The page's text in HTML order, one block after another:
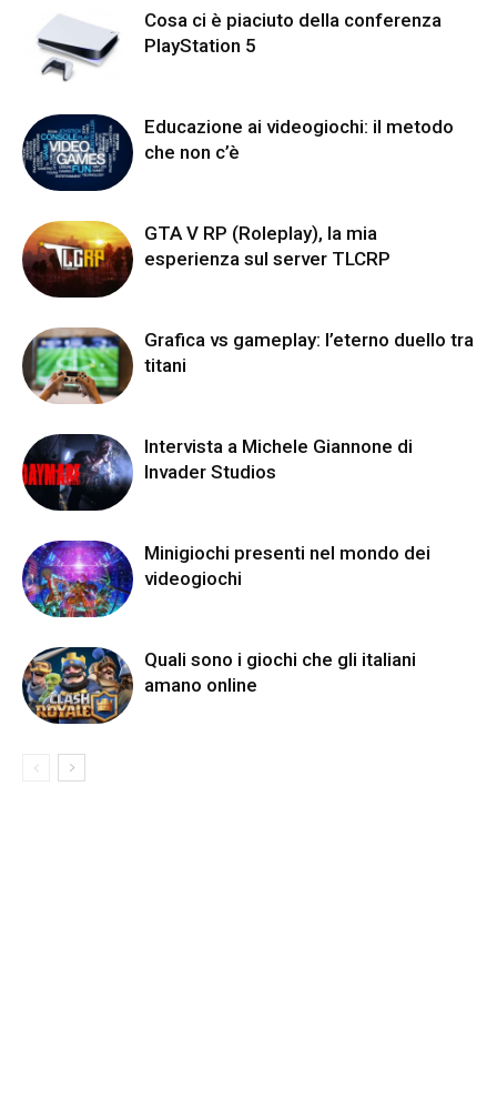
Cosa ci è piaciuto della conferenza
PlayStation 5
Educazione ai videogiochi: il metodo
che non c’è
GTA V RP (Roleplay), la mia
esperienza sul server TLCRP
Grafica vs gameplay: l’eterno duello tra
titani
Intervista a Michele Giannone di
Invader Studios
Minigiochi presenti nel mondo dei
videogiochi
Quali sono i giochi che gli italiani
amano online